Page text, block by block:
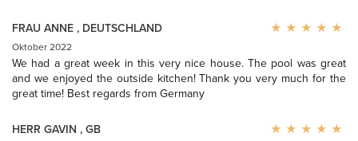
FRAU ANNE , DEUTSCHLAND
Oktober 2022
We had a great week in this very nice house. The pool was great
and we enjoyed the outside kitchen! Thank you very much for the
great time! Best regards from Germany
HERR GAVIN , GB